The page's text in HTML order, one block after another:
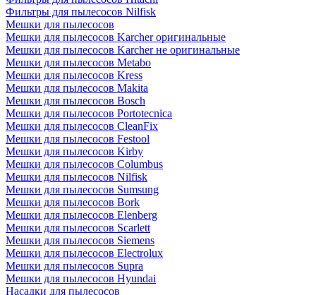
Фильтры для пылесосов Nilfisk
Мешки для пылесосов
Мешки для пылесосов Karcher оригинальные
Мешки для пылесосов Karcher не оригинальные
Мешки для пылесосов Metabo
Мешки для пылесосов Kress
Мешки для пылесосов Makita
Мешки для пылесосов Bosch
Мешки для пылесосов Portotecnica
Мешки для пылесосов CleanFix
Мешки для пылесосов Festool
Мешки для пылесосов Kirby
Мешки для пылесосов Columbus
Мешки для пылесосов Nilfisk
Мешки для пылесосов Sumsung
Мешки для пылесосов Bork
Мешки для пылесосов Elenberg
Мешки для пылесосов Scarlett
Мешки для пылесосов Siemens
Мешки для пылесосов Electrolux
Мешки для пылесосов Supra
Мешки для пылесосов Hyundai
Насадки для пылесосов